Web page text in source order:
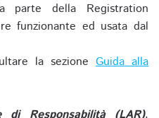
parte della Registration
funzionante ed usata dal
la sezione Guida alla